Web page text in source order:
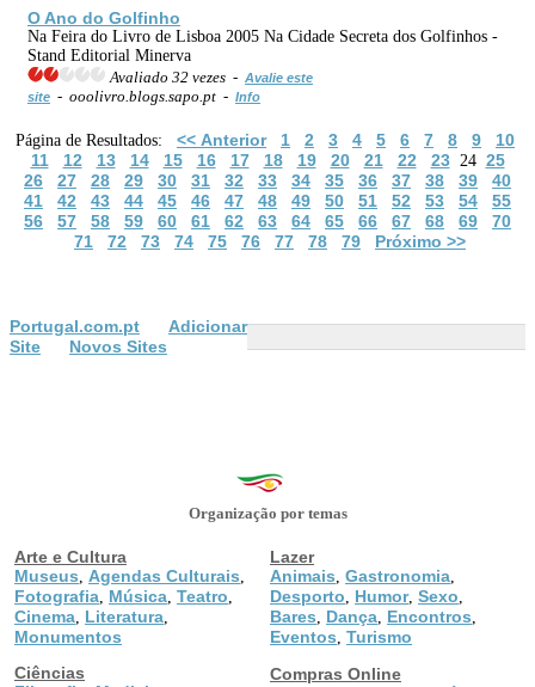
O Ano do Golfinho
Na Feira do Livro de Lisboa 2005 Na Cidade Secreta dos Golfinhos -
Stand Editorial Minerva
Avaliado 32 vezes - Avalie este
site - ooolivro.blogs.sapo.pt - Info
Página de Resultados: << Anterior 1 2 3 4 5 6 7 8 9
10
11
12 13 14 15 16 17 18 19 20 21 22 2324 25
26
27 28 29 30 31 32 33 34 35 36 37 38 39
40
41
42 43 44 45 46 47 48 49 50 51 52 53 54
55
56
57 58 59 60 61 62 63 64 65 66 67 68 69
70
71
72 73 74 75 76 77 78 79 Próximo >>
Portugal.com.pt
Adicionar
Site
Novos Sites
Organização por temas
Arte e Cultura
Museus
Agendas Culturais
Fotografia Música Teatro
Cinema Literatura
Monumentos
Ciências
Lazer
Animais Gastronomia
Desporto Humor, Sexo
Bares Dança Encontros
Eventos Turismo
Compras Online